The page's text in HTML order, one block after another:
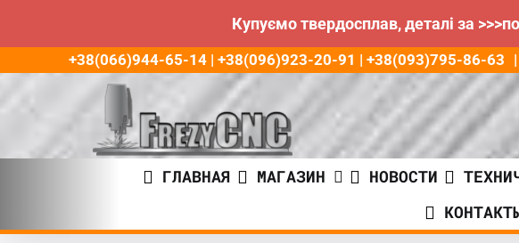
Купуємо твердосплав, деталі за
Пропустить
контента
+38(066)944-65-14 | +38(096)923-20-91 | +38(093)795-86-63 |
ГЛАВНАЯ МАГАЗИН НОВОСТИ